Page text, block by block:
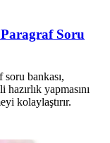
Paragraf Soru
soru bankası,
yapmasını
kolaylaştırır.